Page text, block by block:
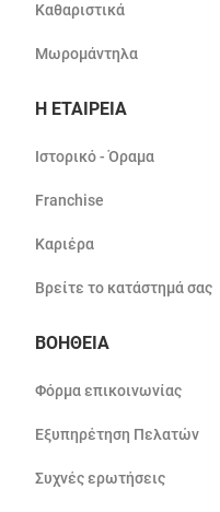
Καθαριστικά
Μωρομάντηλα
Η ΕΤΑΙΡΕΙΑ
Ιστορικό - Όραμα
Franchise
Καριέρα
Βρείτε το κατάστημά σας
ΒΟΗΘΕΙΑ
Φόρμα επικοινωνίας
Εξυπηρέτηση Πελατών
Συχνές ερωτήσεις